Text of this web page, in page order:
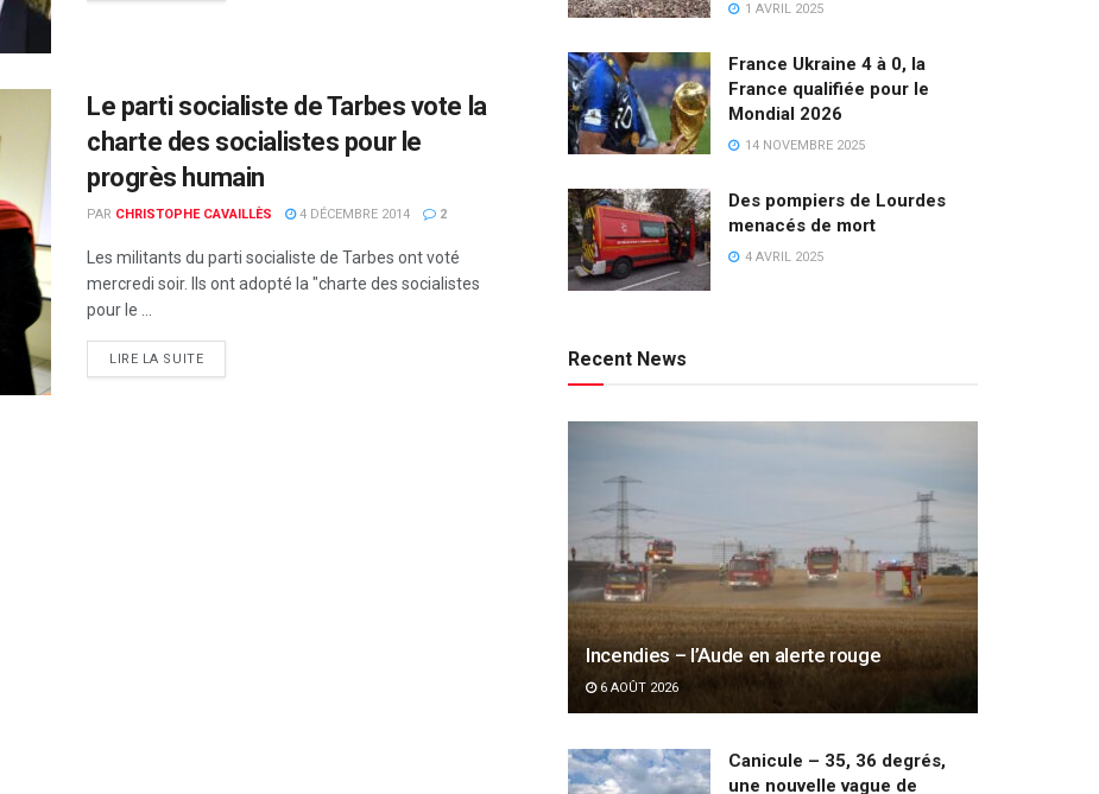
Le parti socialiste de Tarbes vote la
charte des socialistes pour le
progrès humain
PAR CHRISTOPHE CAVAILLÈS 4 DÉCEMBRE 2014 2
Les militants du parti socialiste de Tarbes ont voté
mercredi soir. Ils ont adopté la "charte des socialistes
pour le ...
LIRE LA SUITEDETAILS
1 AVRIL 2025
France Ukraine 4 à 0, la
France qualifiée pour le
Mondial 2026
14 NOVEMBRE 2025
Des pompiers de Lourdes
menacés de mort
4 AVRIL 2025
Recent News
Incendies – l’Aude en alerte rouge
6 AOÛT 2026
Canicule – 35, 36 degrés,
une nouvelle vague de